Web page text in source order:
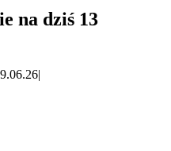
na dziś 13
|